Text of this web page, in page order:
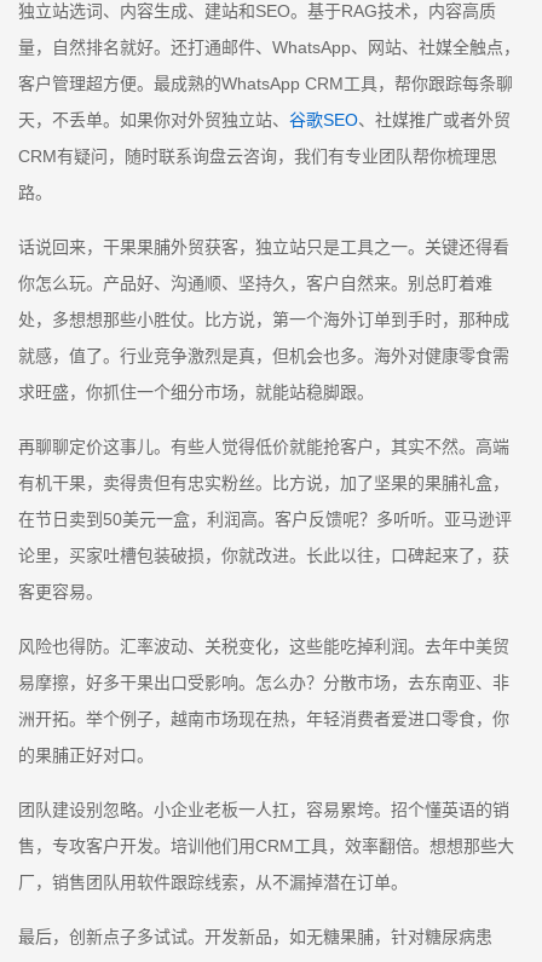
独立站选词、内容生成、建站和SEO。基于RAG技术，内容高质
量，自然排名就好。还打通邮件、WhatsApp、网站、社媒全触点，
客户管理超方便。最成熟的WhatsApp CRM工具，帮你跟踪每条聊
天，不丢单。如果你对外贸独立站、 谷歌SEO、社媒推广或者外贸
CRM有疑问，随时联系询盘云咨询，我们有专业团队帮你梳理思
路。
话说回来，干果果脯外贸获客，独立站只是工具之一。关键还得看
你怎么玩。产品好、沟通顺、坚持久，客户自然来。别总盯着难
处，多想想那些小胜仗。比方说，第一个海外订单到手时，那种成
就感，值了。行业竞争激烈是真，但机会也多。海外对健康零食需
求旺盛，你抓住一个细分市场，就能站稳脚跟。
再聊聊定价这事儿。有些人觉得低价就能抢客户，其实不然。高端
有机干果，卖得贵但有忠实粉丝。比方说，加了坚果的果脯礼盒，
在节日卖到50美元一盒，利润高。客户反馈呢？多听听。亚马逊评
论里，买家吐槽包装破损，你就改进。长此以往，口碑起来了，获
客更容易。
风险也得防。汇率波动、关税变化，这些能吃掉利润。去年中美贸
易摩擦，好多干果出口受影响。怎么办？分散市场，去东南亚、非
洲开拓。举个例子，越南市场现在热，年轻消费者爱进口零食，你
的果脯正好对口。
团队建设别忽略。小企业老板一人扛，容易累垮。招个懂英语的销
售，专攻客户开发。培训他们用CRM工具，效率翻倍。想想那些大
厂，销售团队用软件跟踪线索，从不漏掉潜在订单。
最后，创新点子多试试。开发新品，如无糖果脯，针对糖尿病患